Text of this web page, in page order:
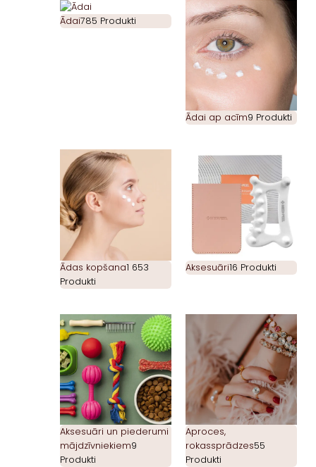
Ādai785 Produkti
Ādai ap acīm9 Produkti
Ādas kopšana1 653
Produkti
Aksesuāri16 Produkti
Aksesuāri un piederumi
mājdzīvniekiem9
Produkti
Aproces,
rokassprādzes55
Produkti